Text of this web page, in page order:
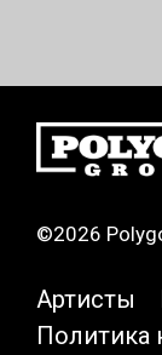
©2026
Артисты
Политика